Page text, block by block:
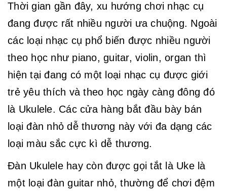
Thời gian gần đây, xu hướng chơi nhạc cụ
đang được rất nhiều người ưa chuộng. Ngoài
các loại nhạc cụ phổ biến được nhiều người
theo học như piano, guitar, violin, organ thì
hiện tại đang có một loại nhạc cụ được giới
trẻ yêu thích và theo học ngày càng đông đó
là Ukulele. Các cửa hàng bắt đầu bày bán
loại đàn nhỏ dễ thương này với đa dạng các
loại màu sắc cực kì dễ thương.
Đàn Ukulele hay còn được gọi tắt là Uke là
một loại đàn guitar nhỏ, thường để chơi đệm